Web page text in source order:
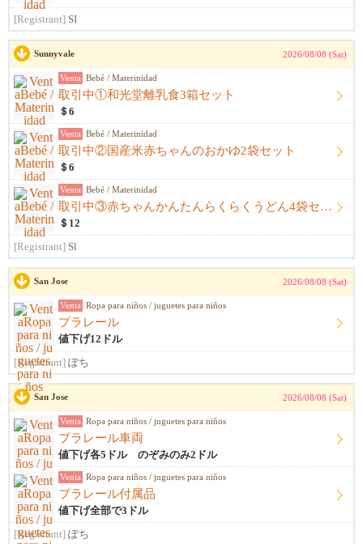
[Registrant] SI
Sunnyvale 2026/08/08 (Sat)
Venta Bebé / Materinidad
取引中①和光堂離乳食3箱セット
＄6
Venta Bebé / Materinidad
取引中②国産米赤ちゃんのおかゆ2袋セット
＄6
Venta Bebé / Materinidad
取引中③赤ちゃんかんたんらくらくうどん4袋セット
＄12
[Registrant] Sl
San Jose 2026/08/08 (Sat)
Venta Ropa para niños / juguetes para niños
プラレール
値下げ12ドル
[Registrant] ぽち
San Jose 2026/08/08 (Sat)
Venta Ropa para niños / juguetes para niños
プラレール車両
値下げ各5ドル のぞみのみ2ドル
Venta Ropa para niños / juguetes para niños
プラレール付属品
値下げ全部で3ドル
[Registrant] ぽち